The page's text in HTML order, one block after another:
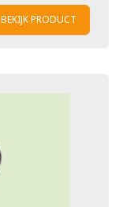
BEKIJK PRODUCT